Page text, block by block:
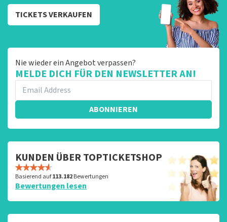
TICKETS VERKAUFEN
Nie wieder ein Angebot verpassen?
MELDE DICH FÜR DEN NEWSLETTER AN!
ABONNIEREN
KUNDEN ÜBER TOPTICKETSHOP
Basierend auf113.182Bewertungen
Bewertungen lesen